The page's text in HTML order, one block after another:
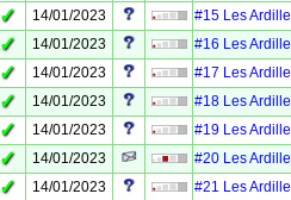
✓ 14/01/2023
#15 Les
✓ 14/01/2023
#16 Les
✓ 14/01/2023
#17 Les
✓ 14/01/2023
#18 Les
✓ 14/01/2023
#19 Les
✓ 14/01/2023
#20 Les
✓ 14/01/2023
#21 Les